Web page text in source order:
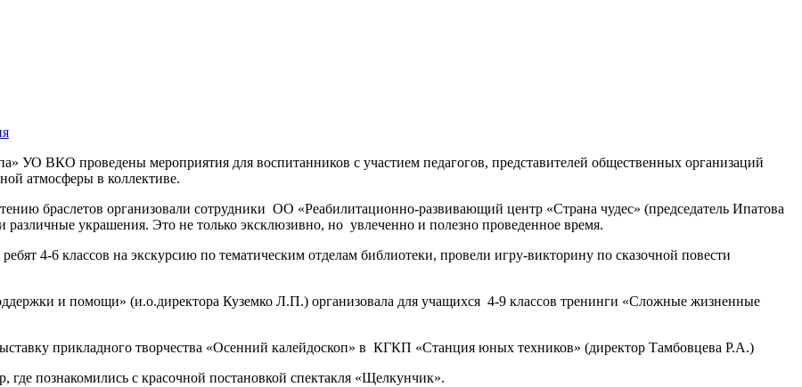
УО ВКО проведены мероприятия для воспитанников с участием педагогов, представителей общественных организаций
атмосферы в коллективе.
браслетов организовали сотрудники ОО «Реабилитационно-развивающий центр «Страна чудес» (председатель Ипатова
украшения. Это не только эксклюзивно, но увлеченно и полезно проведенное время.
4-6 классов на экскурсию по тематическим отделам библиотеки, провели игру-викторину по сказочной повести
и помощи» (и.о.директора Куземко Л.П.) организовала для учащихся 4-9 классов тренинги «Сложные жизненные
прикладного творчества «Осенний калейдоскоп» в КГКП «Станция юных техников» (директор Тамбовцева Р.А.)
познакомились с красочной постановкой спектакля «Щелкунчик».